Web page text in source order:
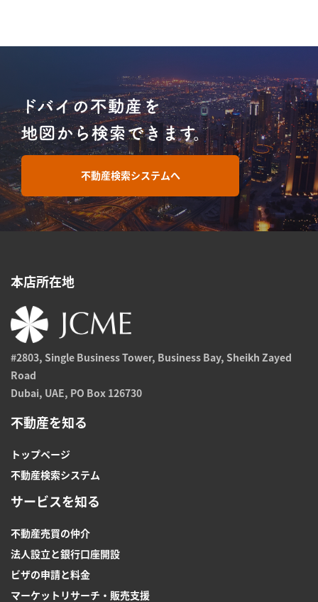
不動産検索システムへ
本店所在地
#2803, Single Business Tower, Business Bay, Sheikh Zayed
Road
Dubai, UAE, PO Box 126730
不動産を知る
トップページ
不動産検索システム
サービスを知る
不動産売買の仲介
法人設立と銀行口座開設
ビザの申請と料金
マーケットリサーチ・販売支援